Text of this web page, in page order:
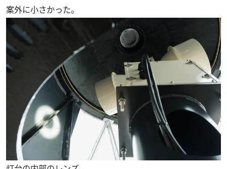
案外に小さかった。